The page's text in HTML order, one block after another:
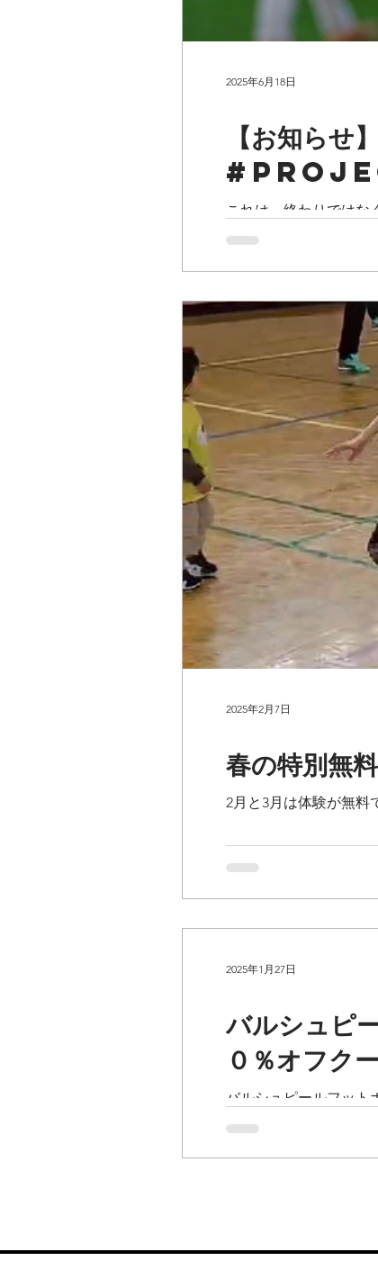
【お知らせ
これは、終わりではな
一歩を踏み出すために
2025年6月18日
春の特別無
2025年2月7日
バルシュピ
０％オフク
バルシュピールフット
2025年1月27日